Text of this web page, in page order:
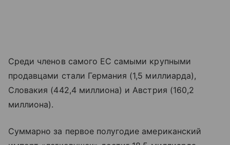
Среди членов самого ЕС самыми крупными
продавцами стали Германия (1,5 миллиарда),
Словакия (442,4 миллиона) и Австрия (160,2
миллиона).
Суммарно за первое полугодие американский